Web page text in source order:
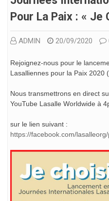
Pour La Paix : « Je
ADMIN 20/09/2020
Rejoignez-nous pour le
Lasalliennes pour la Paix 2020
Nous transmettrons en direct
YouTube Lasalle Worldwide à
sur le lien suivant :
https://facebook.com/